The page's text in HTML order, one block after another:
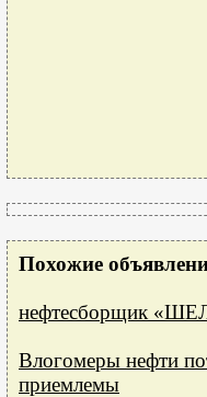
Похожие
нефтесборщик
Влогомеры нефти
приемлемы